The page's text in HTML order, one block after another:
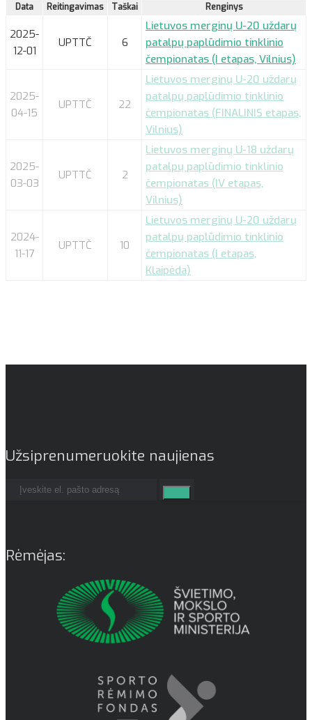
Data Reitingavimas Taškai Renginys
2025-
12-01
UPTTČ 6
Lietuvos merginų U-20 uždarų
patalpų paplūdimio tinklinio
čempionatas (I etapas, Vilnius)
2025-
04-15
UPTTČ 22
Lietuvos merginų U-20 uždarų
patalpų paplūdimio tinklinio
čempionatas (FINALINIS etapas,
Vilnius)
2025-
03-03
UPTTČ 2
Lietuvos merginų U-18 uždarų
patalpų paplūdimio tinklinio
čempionatas (IV etapas,
Vilnius)
2024-
11-17
UPTTČ 10
Lietuvos merginų U-20 uždarų
patalpų paplūdimio tinklinio
čempionatas (I etapas,
Klaipėda)
Užsiprenumeruokite naujienas
Rėmėjas: